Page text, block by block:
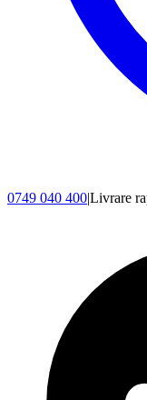
0749 040 400|Livrare